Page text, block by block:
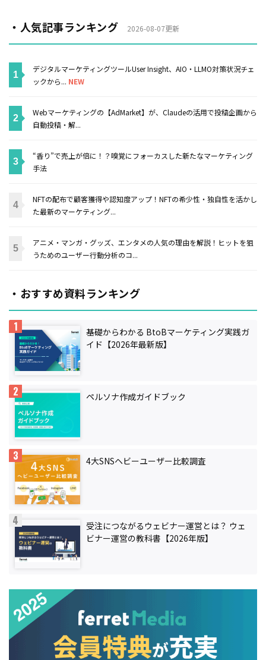
・人気記事ランキング 2026-08-07更新
デジタルマーケティングツールUser Insight、AIO・LLMO対策状況チェ
ックから... NEW
Webマーケティングの【AdMarket】が、Claudeの活用で投稿企画から
自動投稿・解...
“香り”で売上が倍に！？嗅覚にフォーカスした新たなマーケティング
手法
NFTの配布で顧客獲得や認知度アップ！NFTの希少性・独自性を活かし
た最新のマーケティング...
アニメ・マンガ・グッズ、エンタメの人気の理由を解説！ヒットを狙
うためのユーザー行動分析のコ...
・おすすめ資料ランキング
基礎からわかる BtoBマーケティング実践ガ
イド【2026年最新版】
ペルソナ作成ガイドブック
4大SNSヘビーユーザー比較調査
受注につながるウェビナー運営とは？ ウェ
ビナー運営の教科書【2026年版】